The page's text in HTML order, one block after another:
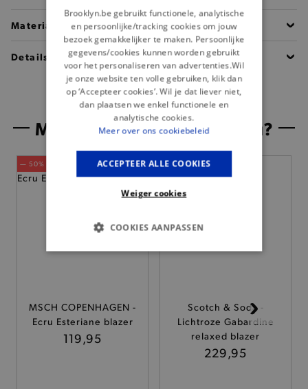
Materiaal
Details
Misschien is dit iets voor jou?
— 50% *
MSCH COPENHAGEN -
Ecru Esteriane blazer
119,95
Scotch & Soda -
Lichtroze Gabardine
relaxed blazer
229,95
Brooklyn.be gebruikt functionele, analytische
en persoonlijke/tracking cookies om jouw
bezoek gemakkelijker te maken. Persoonlijke
gegevens/cookies kunnen worden gebruikt
voor het personaliseren van advertenties.Wil
je onze website ten volle gebruiken, klik dan
op ‘Accepteer cookies’. Wil je dat liever niet,
dan plaatsen we enkel functionele en
analytische cookies.
Meer over ons cookiebeleid
ACCEPTEER ALLE COOKIES
Weiger cookies
COOKIES AANPASSEN
BASIS COOKIES
TARGETING